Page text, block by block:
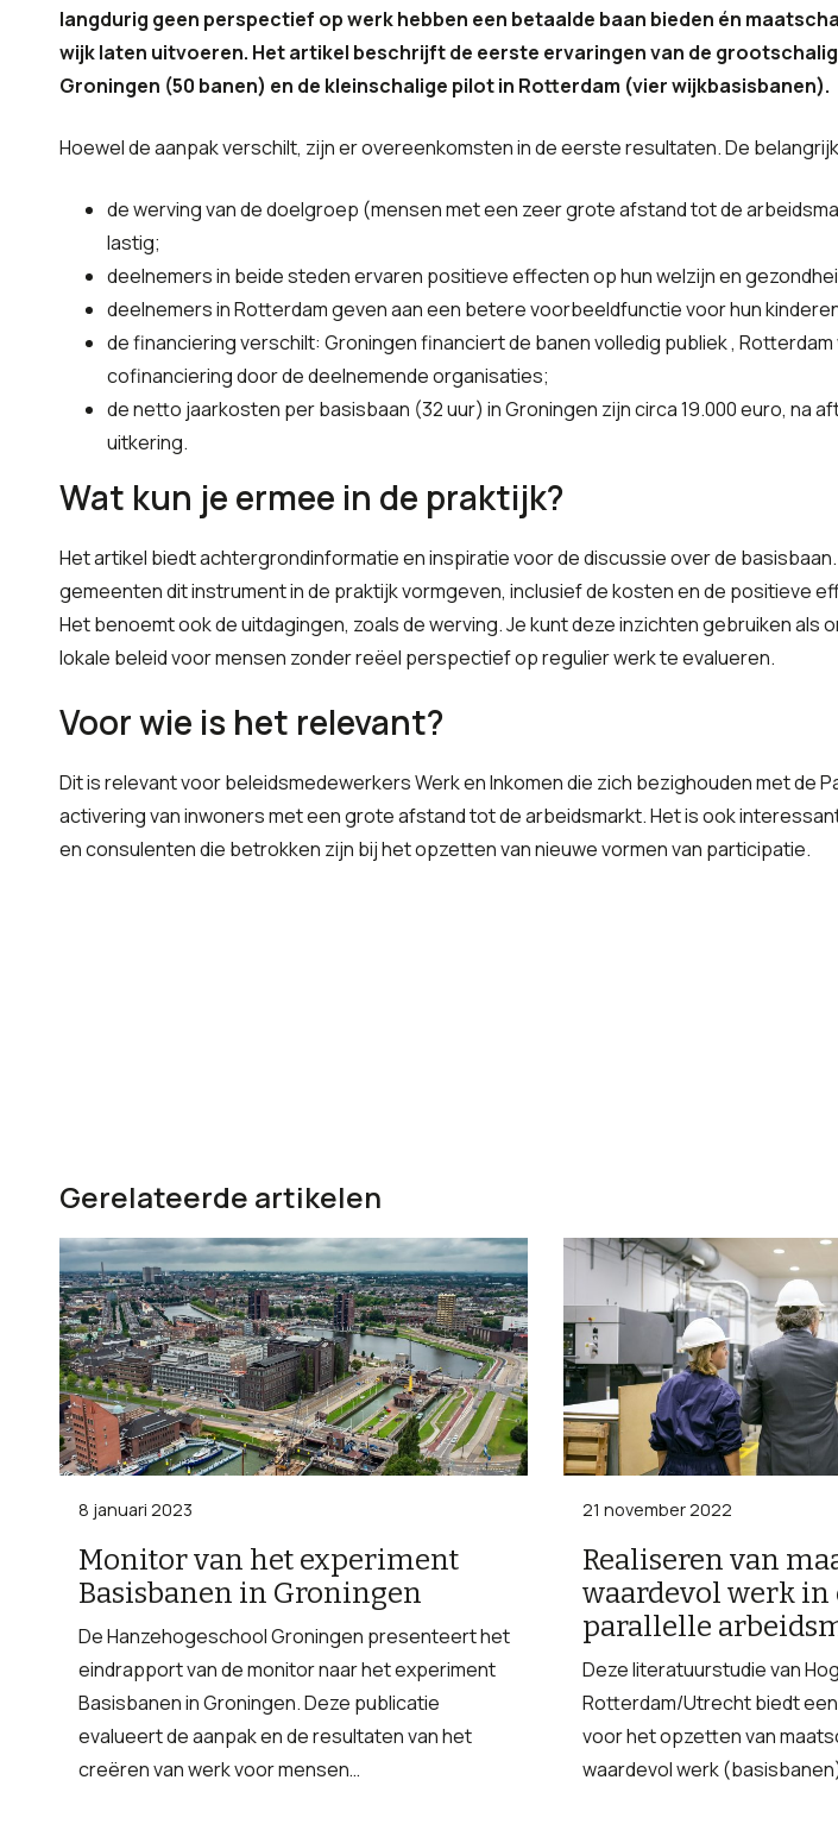
langdurig geen perspectief op werk hebben een betaalde baan bieden én
wijk laten uitvoeren. Het artikel beschrijft de eerste ervaringen van de
Groningen (50 banen) en de kleinschalige pilot in Rotterdam (vier wijkbasisbanen).
Hoewel de aanpak verschilt, zijn er overeenkomsten in de eerste resultaten. De
de werving van de doelgroep (mensen met een zeer grote afstand tot de
lastig;
deelnemers in beide steden ervaren positieve effecten op hun welzijn en
deelnemers in Rotterdam geven aan een betere voorbeeldfunctie voor hun
de financiering verschilt: Groningen financiert de banen volledig publiek ,
cofinanciering door de deelnemende organisaties;
de netto jaarkosten per basisbaan (32 uur) in Groningen zijn circa 19.000 euro, na
uitkering.
Wat kun je ermee in de praktijk?
Het artikel biedt achtergrondinformatie en inspiratie voor de discussie over de
gemeenten dit instrument in de praktijk vormgeven, inclusief de kosten en de positieve
Het benoemt ook de uitdagingen, zoals de werving. Je kunt deze inzichten gebruiken als
lokale beleid voor mensen zonder reëel perspectief op regulier werk te evalueren.
Voor wie is het relevant?
Dit is relevant voor beleidsmedewerkers Werk en Inkomen die zich bezighouden met de
activering van inwoners met een grote afstand tot de arbeidsmarkt. Het is ook
en consulenten die betrokken zijn bij het opzetten van nieuwe vormen van participatie.
Gerelateerde artikelen
Monitor van het experiment
Basisbanen in Groningen
8 januari 2023
De Hanzehogeschool Groningen presenteert het
eindrapport van de monitor naar het experiment
Basisbanen in Groningen. Deze publicatie
evalueert de aanpak en de resultaten van het
creëren van werk voor mensen…
Realiseren van
waardevol werk in
parallelle
21 november 2022
Deze literatuurstudie van
Rotterdam/Utrecht biedt
voor het opzetten van
waardevol werk